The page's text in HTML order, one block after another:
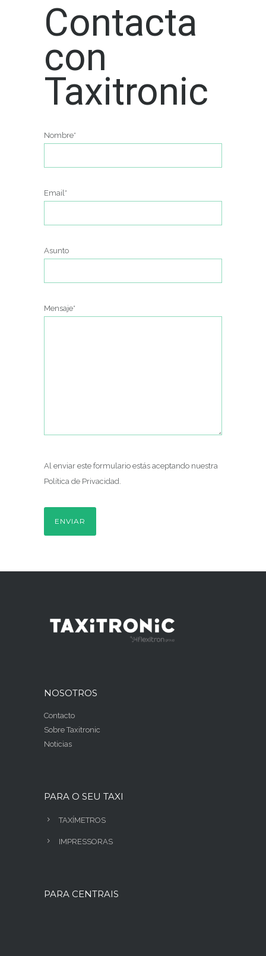
Contacta
con
Taxitronic
Nombre*
Email*
Asunto
Mensaje*
Al enviar este formulario estás aceptando nuestra
Política de Privacidad.
NOSOTROS
Contacto
Sobre Taxitronic
Noticias
PARA O SEU TAXI
TAXÍMETROS
IMPRESSORAS
PARA CENTRAIS